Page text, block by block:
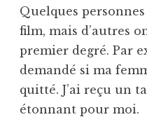
Quelques
film, mais d’autres
premier degré. Par
demandé si ma
quitté. J’ai reçu un
étonnant pour moi.